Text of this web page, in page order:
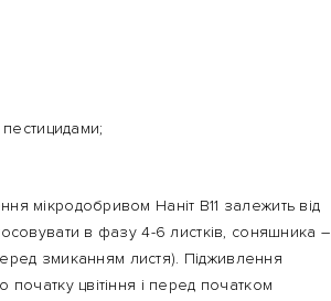
мікродобривом Наніт B11 залежить від
в фазу 4-6 листків, соняшника –
змиканням листя). Підживлення
початку цвітіння і перед початком